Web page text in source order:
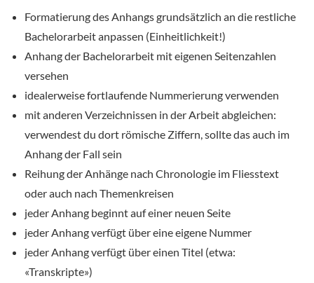
Formatierung des Anhangs grundsätzlich an die restliche
Bachelorarbeit anpassen (Einheitlichkeit!)
Anhang der Bachelorarbeit mit eigenen Seitenzahlen
versehen
idealerweise fortlaufende Nummerierung verwenden
mit anderen Verzeichnissen in der Arbeit abgleichen:
verwendest du dort römische Ziffern, sollte das auch im
Anhang der Fall sein
Reihung der Anhänge nach Chronologie im Fliesstext
oder auch nach Themenkreisen
jeder Anhang beginnt auf einer neuen Seite
jeder Anhang verfügt über eine eigene Nummer
jeder Anhang verfügt über einen Titel (etwa:
«Transkripte»)